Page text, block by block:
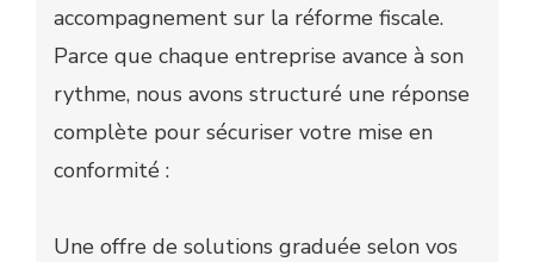
accompagnement sur la réforme fiscale.
Parce que chaque entreprise avance à son
rythme, nous avons structuré une réponse
complète pour sécuriser votre mise en
conformité :
Une offre de solutions graduée selon vos